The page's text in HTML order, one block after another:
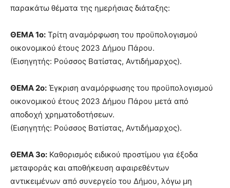
παρακάτω θέματα της ημερήσιας διάταξης:
ΘΕΜΑ 1ο: Τρίτη αναμόρφωση του προϋπολογισμού
οικονομικού έτους 2023 Δήμου Πάρου.
(Εισηγητής: Ρούσσος Βατίστας, Αντιδήμαρχος).
ΘΕΜΑ 2ο: Έγκριση αναμόρφωσης του προϋπολογισμού
οικονομικού έτους 2023 Δήμου Πάρου μετά από
αποδοχή χρηματοδοτήσεων.
(Εισηγητής: Ρούσσος Βατίστας, Αντιδήμαρχος).
ΘΕΜΑ 3ο: Καθορισμός ειδικού προστίμου για έξοδα
μεταφοράς και αποθήκευση αφαιρεθέντων
αντικειμένων από συνεργείο του Δήμου, λόγω μη